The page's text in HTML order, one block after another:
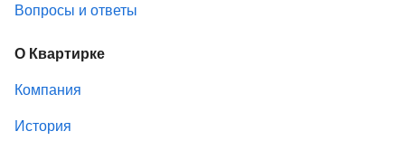
Вопросы и ответы
О Квартирке
Компания
История